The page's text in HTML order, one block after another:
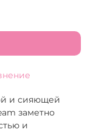
и сияющей
заметно
и